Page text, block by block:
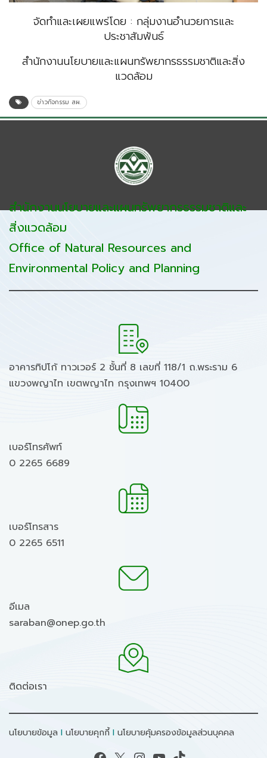
จัดทำและเผยแพร่โดย : กลุ่มงานอำนวยการและ
ประชาสัมพันธ์
สำนักงานนโยบายและแผนทรัพยากรธรรมชาติและสิ่ง
แวดล้อม
ข่าวกิจกรรม สผ.
สำนักงานนโยบายและแผนทรัพยากรธรรมชาติและ
สิ่งแวดล้อม
Office of Natural Resources and
Environmental Policy and Planning
อาคารทิปโก้ ทาวเวอร์ 2 ชั้นที่ 8 เลขที่ 118/1 ถ.พระราม 6
แขวงพญาไท เขตพญาไท กรุงเทพฯ 10400
เบอร์โทรศัพท์
0 2265 6689
เบอร์โทรสาร
0 2265 6511
อีเมล
saraban@onep.go.th
ติดต่อเรา
นโยบายข้อมูล I นโยบายคุกกี้ I นโยบายคุ้มครองข้อมูลส่วนบุคคล